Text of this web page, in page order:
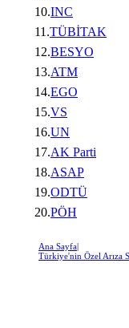
10.INC
11.TÜBİTAK
12.BESYO
13.ATM
14.EGO
15.VS
16.UN
17.AK Parti
18.ASAP
19.ODTÜ
20.PÖH
Ana Sayfa
Türkiye'nin Özel Arıza